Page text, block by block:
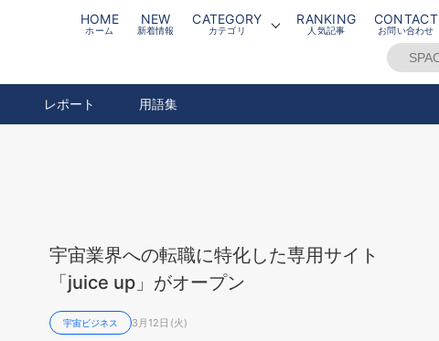
HOME
ホーム
NEW
新着情報
CATEGORY
カテゴリ
RANKING
人気記事
CONTACT
お問い合わせ
レポート 用語集
宇宙業界への転職に特化した専用サイト
「juice up」がオープン
宇宙ビジネス 3月12日(火)